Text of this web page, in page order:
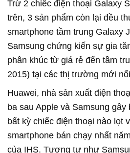
Trừ 2 chiếc điện thoại Galaxy
trên, 3 sản phẩm còn lại đều
smartphone tầm trung Galaxy
Samsung chứng kiến sự gia
phân khúc từ giá rẻ đến tầm
2015) tại các thị trường mới
Huawei, nhà sản xuất điện
ba sau Apple và Samsung
bất kỳ chiếc điện thoại nào lọt
smartphone bán chạy nhất
của IHS. Tương tự như